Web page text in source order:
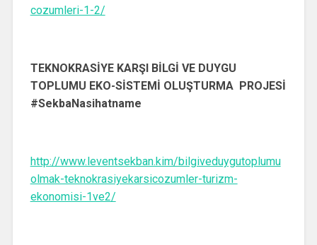
cozumleri-1-2/
TEKNOKRASİYE KARŞI BİLGİ VE DUYGU
TOPLUMU EKO-SİSTEMİ OLUŞTURMA PROJESİ
#SekbaNasihatname
http://www.leventsekban.kim/bilgiveduygutoplumu
olmak-teknokrasiyekarsicozumler-turizm-
ekonomisi-1ve2/